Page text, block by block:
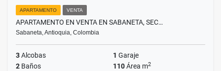
APARTAMENTO VENTA
APARTAMENTO EN VENTA EN SABANETA, SEC…
Sabaneta, Antioquia, Colombia
3Alcobas 1 Garaje
2 Baños 110Área m2